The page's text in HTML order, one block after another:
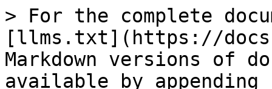
> For the complete
[llms.txt](https://
Markdown versions of
available by